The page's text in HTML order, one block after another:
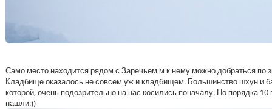
Само место находится рядом с Заречьем м к нему можно добраться по
Кладбище оказалось не совсем уж и кладбищем. Большинство шхун и
которой, очень подозрительно на нас косились поначалу. Но порядка
нашли:))